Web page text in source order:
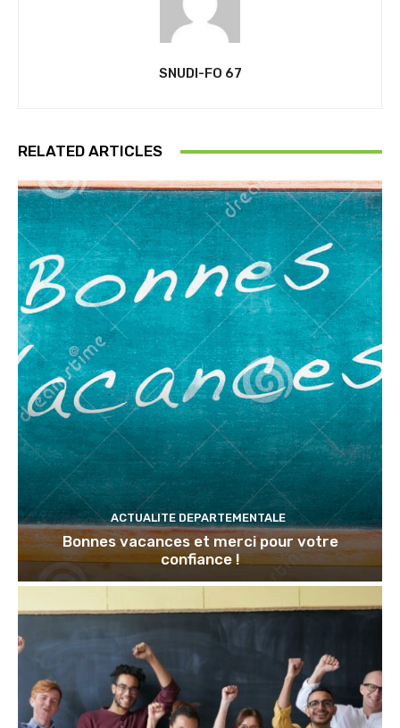
SNUDI-FO 67
RELATED ARTICLES
ACTUALITE DEPARTEMENTALE
Bonnes vacances et merci pour votre
confiance !